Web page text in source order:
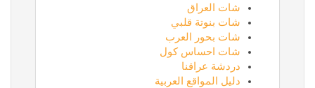
شات العراق
شات بنوتة قلبي
شات بحور العرب
شات احساس كول
دردشة عراقنا
دليل المواقع العربية